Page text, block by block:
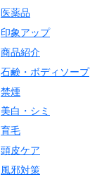
医薬品
印象アップ
商品紹介
石鹸・ボディソープ
禁煙
美白・シミ
育毛
頭皮ケア
風邪対策